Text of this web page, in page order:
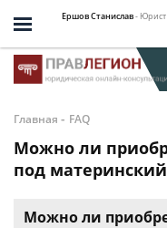
Ершов Станислав- Юрист
Главная - FAQ
Можно ли
под
Можно ли